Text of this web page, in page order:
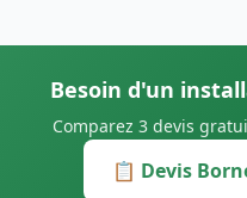
Besoin d'un
Comparez 3 devis
📋 Devis